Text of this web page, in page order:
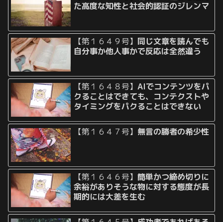
た高度な知性と社会的認証のジレンマ
【第１６４９号】 同じ文章を読んでも
自分事か他人事かで反応は全然違う
【第１６４８号】AIでコンテンツをパ
クることはできても、コンテクストや
タイミングをパクることはできない
【第１６４７号】 無言の勝者の希少性
【第１６４６号】簡単かつ締め切りに
余裕がありそうな物に対する態度が長
期的には大差を生む